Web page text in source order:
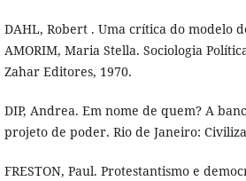
DAHL, Robert . Uma crítica do modelo
AMORIM, Maria Stella. Sociologia
Zahar Editores, 1970.
DIP, Andrea. Em nome de quem? A
projeto de poder. Rio de Janeiro:
FRESTON, Paul. Protestantismo e